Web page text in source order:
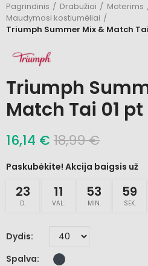
Pagrindinis Drabužiai Moterims
Maudymosi kostiumėliai
Triumph Summer Mix & Match
Triumph
Match Tai 01 pt
16,14 € 18,99 €
Paskubėkite! Akcija baigsis už
23
D.
11
VAL.
53
MIN.
59
SEK.
Dydis
Spalva